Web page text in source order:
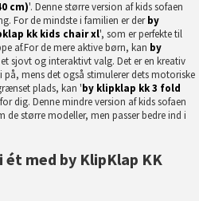
cm)'. Denne større version af kids sofaen
For de mindste i familien er derby
kk kids chair xl', som er perfekte til
af.For de mere aktive børn, kan by
sjovt og interaktivt valg. Det er en kreativ
mens det også stimulerer dets motoriske
plads, kan 'by klipklap kk 3 fold
dig. Denne mindre version af kids sofaen
større modeller, men passer bedre ind i
med by KlipKlap KK